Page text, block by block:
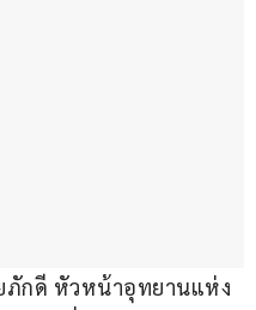
ภักดี หัวหน้าอุทยานแห่ง